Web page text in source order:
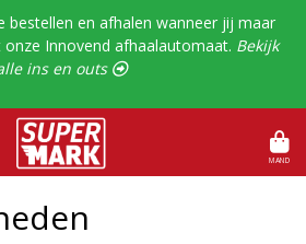
bestellen en afhalen wanneer jij maar
Innovend afhaalautomaat. Bekijk
ins en outs 
MAND